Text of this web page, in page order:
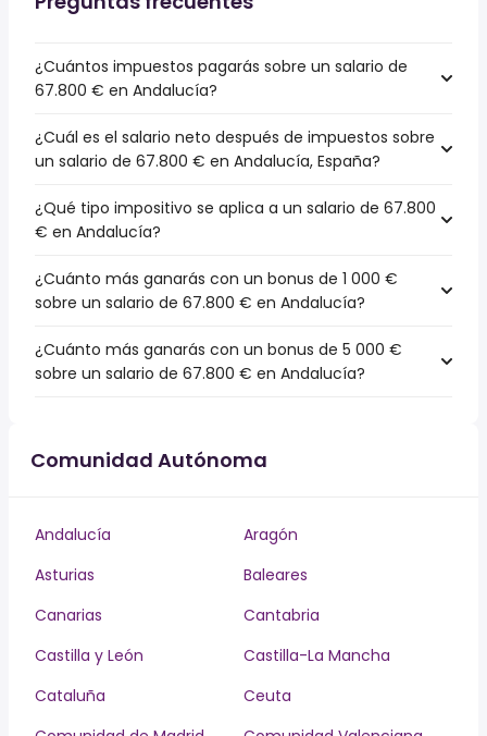
¿Cuántos impuestos pagarás sobre un salario de
67.800 € en Andalucía?
¿Cuál es el salario neto después de impuestos sobre
un salario de 67.800 € en Andalucía, España?
¿Qué tipo impositivo se aplica a un salario de 67.800
€ en Andalucía?
¿Cuánto más ganarás con un bonus de 1 000 €
sobre un salario de 67.800 € en Andalucía?
¿Cuánto más ganarás con un bonus de 5 000 €
sobre un salario de 67.800 € en Andalucía?
Comunidad Autónoma
Andalucía
Aragón
Asturias
Baleares
Canarias
Cantabria
Castilla y León
Castilla-La Mancha
Cataluña
Ceuta